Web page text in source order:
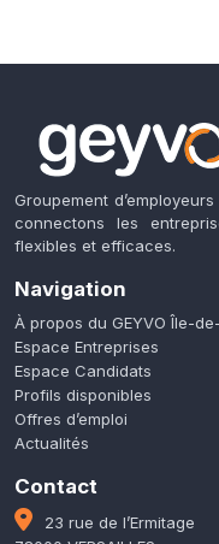
Groupement
connectons les
flexibles et efficaces.
Navigation
À propos du GEYVO Île-
Espace Entreprises
Espace Candidats
Profils disponibles
Offres d’emploi
Actualités
Contact
23 rue de l’Ermitage